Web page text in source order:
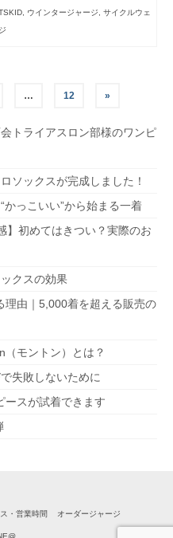
ウインタージャージ
サイクルウェ
… 12 »
トライアスロン部様のワンピ
ソックスが完成しました！
かっこいい”から始まる一着
】初めてはきつい？実際のお
クスの効果
理由｜5,000着を超える販売の
モントン）とは？
失敗しないために
ースが試着できます
・営業時間 オーダージャージ